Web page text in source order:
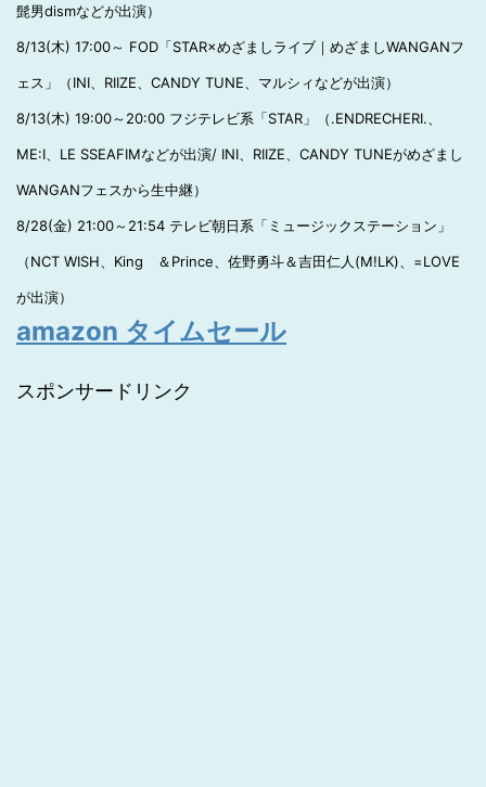
髭男dismなどが出演）
8/13(木) 17:00～ FOD「STAR×めざましライブ｜めざましWANGANフ
ェス」（INI、RIIZE、CANDY TUNE、マルシィなどが出演）
8/13(木) 19:00～20:00 フジテレビ系「STAR」（.ENDRECHERI.、
ME:I、LE SSEAFIMなどが出演/ INI、RIIZE、CANDY TUNEがめざまし
WANGANフェスから生中継）
8/28(金) 21:00～21:54 テレビ朝日系「ミュージックステーション」
（NCT WISH、King ＆Prince、佐野勇斗＆吉田仁人(M!LK)、=LOVE
が出演）
amazon タイムセール
スポンサードリンク